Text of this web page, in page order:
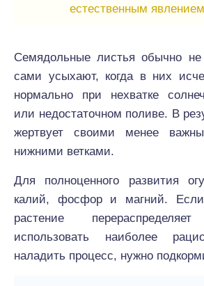
естественным
Семядольные листья обычно
сами усыхают, когда в них
нормально при нехватке
или недостаточном поливе. В
жертвует своими менее
нижними ветками.
Для полноценного развития
калий, фосфор и магний.
растение
использовать наиболее
наладить процесс, нужно